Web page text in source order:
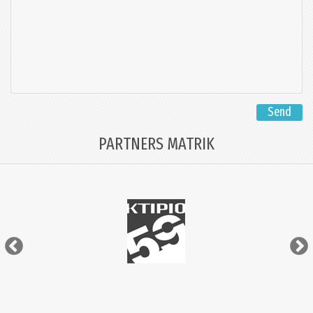
Send
PARTNERS MATRIK